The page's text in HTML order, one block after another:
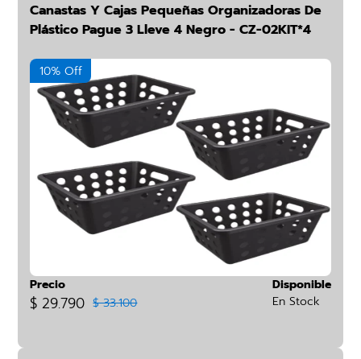
Canastas Y Cajas Pequeñas Organizadoras De
Plástico Pague 3 Lleve 4 Negro - CZ-02KIT*4
10% Off
Precio
$ 29.790 $ 33.100
Disponible
En Stock